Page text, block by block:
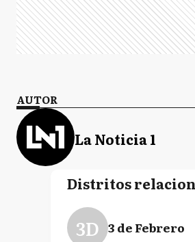
AUTOR
La Noticia 1
Distritos
3D 3 de Febrero